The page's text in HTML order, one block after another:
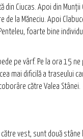
din Ciucas. Apoi din Munţii
de la Măneciu. Apoi
foarte bine
pe vârf. Pe la ora 15 ne
mai dificilă a traseului
către Valea Stânei.
vest, sunt două stâne